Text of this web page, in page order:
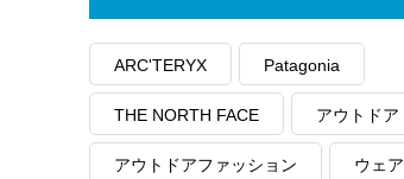
ARC'TERYX Patagonia
THE NORTH FACE アウトドア
アウトドアファッション ウェア